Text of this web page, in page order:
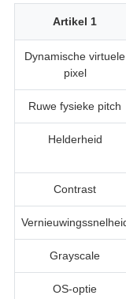
Artikel 1
Dynamische virtuele
pixel
Ruwe fysieke pitch
Helderheid
Contrast
Grayscale
OS-optie